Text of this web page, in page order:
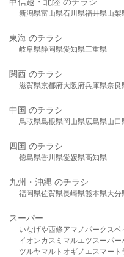
新潟県富山県石川県福井県山梨
東海 のチラシ
岐阜県静岡県愛知県三重県
関西 のチラシ
滋賀県京都府大阪府兵庫県奈良
中国 のチラシ
鳥取県島根県岡山県広島県山口
四国 のチラシ
徳島県香川県愛媛県高知県
九州・沖縄 のチラシ
福岡県佐賀県長崎県熊本県大分
スーパー
いなげや西條アマノパークスベ
イオンカスミ マルエツスーパー
ツルヤマルト オギノ エスマート